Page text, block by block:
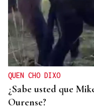
QUEN CHO DIXO
¿Sabe usted que
Ourense?